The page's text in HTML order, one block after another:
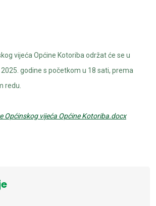
vijeća Općine Kotoriba održat će se u
godine s početkom u 18 sati, prema
redu.
Općinskog vijeća Općine Kotoriba.docx